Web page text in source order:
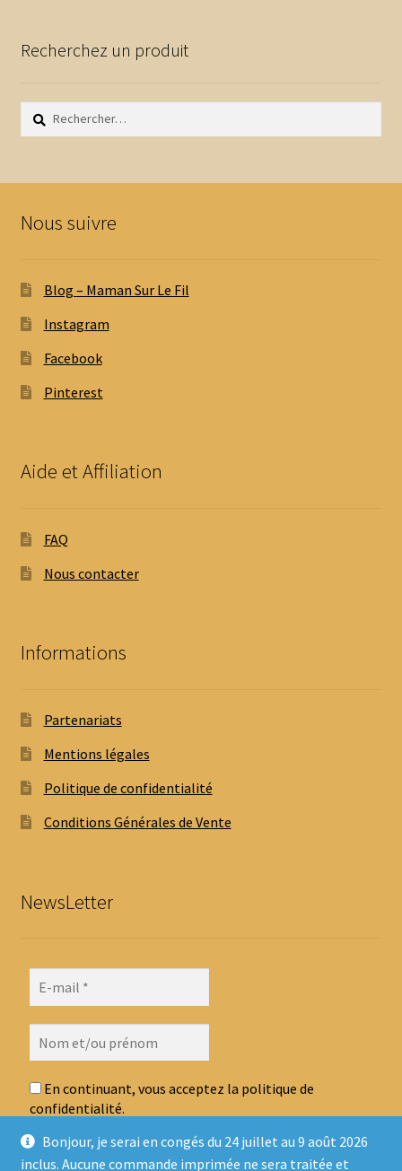
Bonjour, je serai en congés du 24 juillet au 9 août 2026
inclus. Aucune commande imprimée ne sera traitée et
Recherchez un produit
Rechercher :
Nous suivre
Blog – Maman Sur Le Fil
Instagram
Facebook
Pinterest
Aide et Affiliation
FAQ
Nous contacter
Informations
Partenariats
Mentions légales
Politique de confidentialité
Conditions Générales de Vente
NewsLetter
En continuant, vous acceptez la politique de
confidentialité.